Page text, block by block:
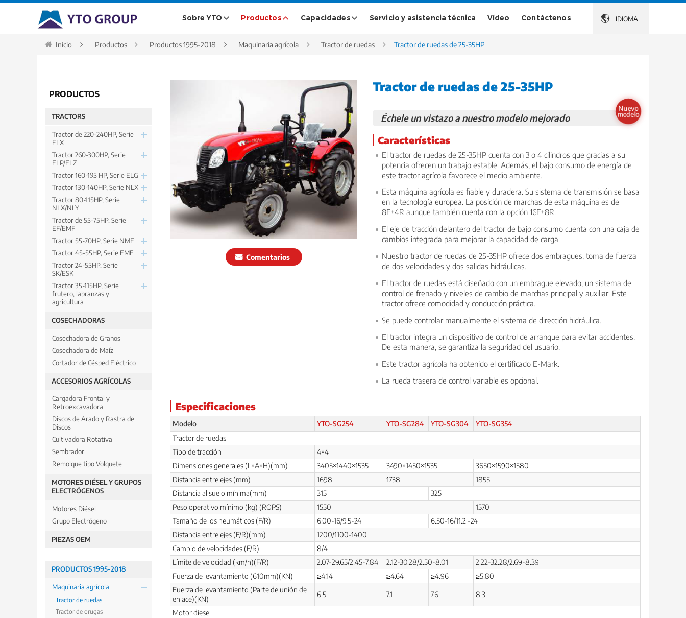
 IDIOMA
Sobre YTO Productos Capacidades Servicio y asistencia técnica Vídeo Contáctenos
Inicio Productos Productos 1995-2018 Maquinaria agrícola Tractor de ruedas Tractor de ruedas de 25-35HP
Comentarios
Nuevo
modelo
Tractor de ruedas de 25-35HP
Échele un vistazo a nuestro modelo mejorado
Características
El tractor de ruedas de 25-35HP cuenta con 3 o 4 cilindros que gracias a su
potencia ofrecen un trabajo estable. Además, el bajo consumo de energía de
este tractor agrícola favorece el medio ambiente.
Esta máquina agrícola es fiable y duradera. Su sistema de transmisión se basa
en la tecnología europea. La posición de marchas de esta máquina es de
8F+4R aunque también cuenta con la opción 16F+8R.
El eje de tracción delantero del tractor de bajo consumo cuenta con una caja de
cambios integrada para mejorar la capacidad de carga.
Nuestro tractor de ruedas de 25-35HP ofrece dos embragues, toma de fuerza
de dos velocidades y dos salidas hidráulicas.
El tractor de ruedas está diseñado con un embrague elevado, un sistema de
control de frenado y niveles de cambio de marchas principal y auxiliar. Este
tractor ofrece comodidad y conducción práctica.
Se puede controlar manualmente el sistema de dirección hidráulica.
El tractor integra un dispositivo de control de arranque para evitar accidentes.
De esta manera, se garantiza la seguridad del usuario.
Este tractor agrícola ha obtenido el certificado E-Mark.
La rueda trasera de control variable es opcional.
Especificaciones
Modelo YTO-SG254 YTO-SG284 YTO-SG304 YTO-SG354
Tractor de ruedas
Tipo de tracción
4×4
Dimensiones generales (L×A×H)(mm)
3405×1440×1535 3490×1450×1535
3650×1590×1580
Distancia entre ejes (mm)
1698 1738
1855
Distancia al suelo mínima(mm)
315
325
Peso operativo mínimo (kg) (ROPS)
1550
1570
Tamaño de los neumáticos (F/R)
6.00-16/9.5-24
6.50-16/11.2 -24
Distancia entre ejes (F/R)(mm)
1200/1100-1400
Cambio de velocidades (F/R)
8/4
Límite de velocidad (km/h)(F/R)
2.07-29.65/2.45-7.84 2.12-30.28/2.50-8.01
2.22-32.28/2.69-8.39
Fuerza de levantamiento (610mm)(KN)
≥4.14 ≥4.64 ≥4.96
≥5.80
Fuerza de levantamiento (Parte de unión de
enlace)(KN)
6.5 7.1 7.6 8.3
Motor diesel
PRODUCTOS
TRACTORS
Tractor de 220-240HP, Serie
ELX
Tractor 260-300HP, Serie
ELP/ELZ
Tractor 160-195 HP, Serie ELG
Tractor 130-140HP, Serie NLX
Tractor 80-115HP, Serie
NLX/NLY
Tractor de 55-75HP, Serie
EF/EMF
Tractor 55-70HP, Serie NMF
Tractor 45-55HP, Serie EME
Tractor 24-55HP, Serie
SK/ESK
Tractor 35-115HP, Serie
frutero, labranzas y
agricultura
COSECHADORAS
Cosechadora de Granos
Cosechadora de Maíz
Cortador de Césped Eléctrico
ACCESORIOS AGRÍCOLAS
Cargadora Frontal y
Retroexcavadora
Discos de Arado y Rastra de
Discos
Cultivadora Rotativa
Sembrador
Remolque tipo Volquete
MOTORES DIÉSEL Y GRUPOS
ELECTRÓGENOS
Motores Diésel
Grupo Electrógeno
PIEZAS OEM
PRODUCTOS 1995-2018
Maquinaria agrícola
Tractor de ruedas
Tractor de orugas